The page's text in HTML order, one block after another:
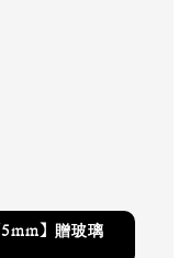
】贈玻璃